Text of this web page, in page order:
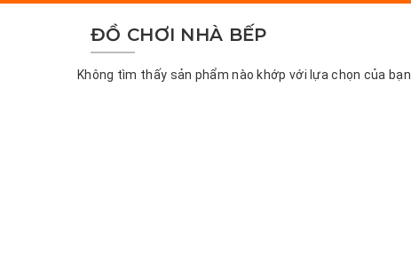
ĐỒ CHƠI NHÀ BẾP
Không tìm thấy sản phẩm nào khớp với lựa chọn của bạn.